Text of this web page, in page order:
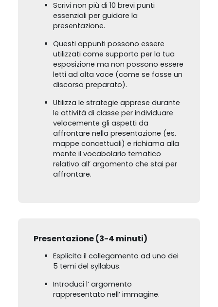
Scrivi non più di 10 brevi punti
essenziali per guidare la
presentazione.
Questi appunti possono essere
utilizzati come supporto per la tua
esposizione ma non possono essere
letti ad alta voce (come se fosse un
discorso preparato).
Utilizza le strategie apprese durante
le attività di classe per individuare
velocemente gli aspetti da
affrontare nella presentazione (es.
mappe concettuali) e richiama alla
mente il vocabolario tematico
relativo all’ argomento che stai per
affrontare.
Presentazione (3-4 minuti)
Esplicita il collegamento ad uno dei
5 temi del syllabus.
Introduci l’ argomento
rappresentato nell’ immagine.